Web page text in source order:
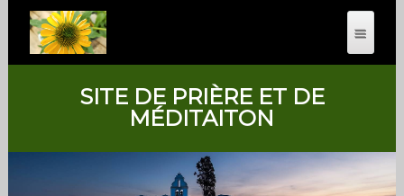
SITE DE PRIÈRE ET DE
MÉDITAITON